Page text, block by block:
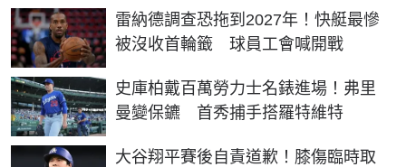
雷納德調查恐拖到2027年！快艇最慘
被沒收首輪籤 球員工會喊開戰
史庫柏戴百萬勞力士名錶進場！弗里
曼變保鑣 首秀捕手搭羅特維特
大谷翔平賽後自責道歉！膝傷臨時取